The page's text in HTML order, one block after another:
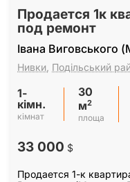
Продается 1к
под ремонт
Івана Виговського
Нивки Подільський
1-
кімн.
кімнат
30
м2
площа
33 000 $
Продается 1-к